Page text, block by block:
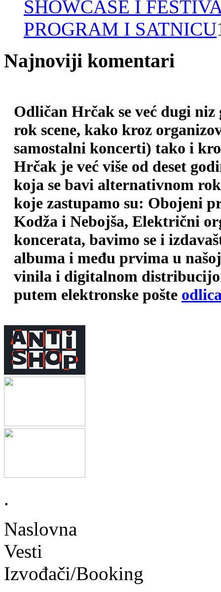
SHOWCASE I
PROGRAM I SATNICU
Najnoviji komentari
Odličan Hrčak se već dugi
rok scene, kako kroz
samostalni koncerti) tako i
Hrčak je već više od deset
koja se bavi alternativnom
koje zastupamo su: Obojeni
Kodža i Nebojša, Električni
koncerata, bavimo se i
albuma i među prvima u
vinila i digitalnom
putem elektronske pošte
.
Naslovna
Vesti
Izvođači/Booking